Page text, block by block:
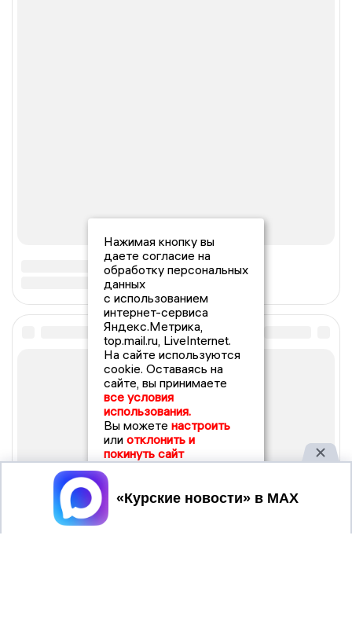
Нажимая кнопку вы
даете согласие на
обработку персональных
данных
с использованием
интернет-сервиса
Яндекс.Метрика,
top.mail.ru, LiveInternet.
На сайте используются
cookie. Оставаясь на
сайте, вы принимаете
все условия
использования.
Вы можете настроить
или отклонить и
покинуть сайт
Принять